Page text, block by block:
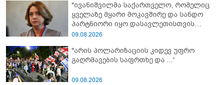
ანტიეროვნული ხელისუფლების
ფინანსურ სტაბილურობას“ - ხატია
დეკანოიძე
"ივანიშვილმა საქართველო, რომელიც
ყველაზე მყარი მოკავშირე და სანდო
პარტნიორი იყო დასავლეთისთვის
რეგიონში, რუსეთის და ირანის
სამრეცხაოდ აქცია"
09.08.2026
"არის პოლარიზაციის კიდევ უფრო
გაღრმავების საფრთხე და ...“
09.08.2026